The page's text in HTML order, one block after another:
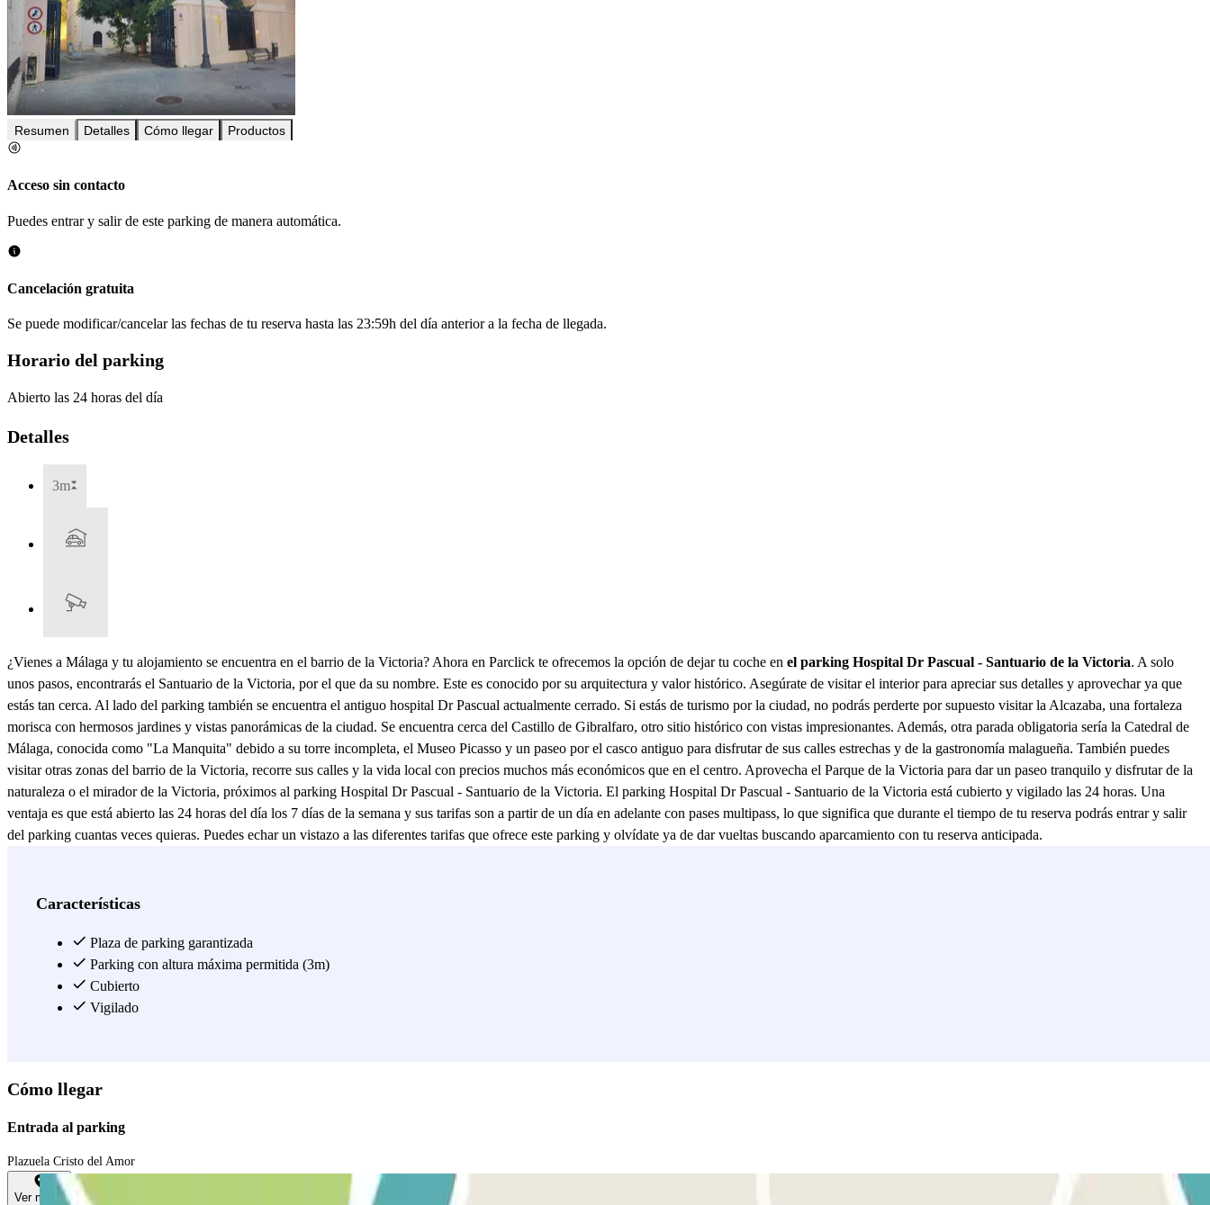
Resumen Detalles Cómo llegar Productos
Acceso sin contacto
Puedes entrar y salir de este parking de manera automática.
Cancelación gratuita
Se puede modificar/cancelar las fechas de tu reserva hasta las 23:59h del día anterior a la fecha de llegada.
Horario del parking
Abierto las 24 horas del día
Detalles
3m
¿Vienes a Málaga y tu alojamiento se encuentra en el barrio de la Victoria? Ahora en Parclick te ofrecemos la opción de dejar tu coche en el parking Hospital Dr Pascual - Santuario de la Victoria. A solo
unos pasos, encontrarás el Santuario de la Victoria, por el que da su nombre. Este es conocido por su arquitectura y valor histórico. Asegúrate de visitar el interior para apreciar sus detalles y aprovechar ya que
estás tan cerca. Al lado del parking también se encuentra el antiguo hospital Dr Pascual actualmente cerrado. Si estás de turismo por la ciudad, no podrás perderte por supuesto visitar la Alcazaba, una fortaleza
morisca con hermosos jardines y vistas panorámicas de la ciudad. Se encuentra cerca del Castillo de Gibralfaro, otro sitio histórico con vistas impresionantes. Además, otra parada obligatoria sería la Catedral de
Málaga, conocida como "La Manquita" debido a su torre incompleta, el Museo Picasso y un paseo por el casco antiguo para disfrutar de sus calles estrechas y de la gastronomía malagueña. También puedes
visitar otras zonas del barrio de la Victoria, recorre sus calles y la vida local con precios muchos más económicos que en el centro. Aprovecha el Parque de la Victoria para dar un paseo tranquilo y disfrutar de la
naturaleza o el mirador de la Victoria, próximos al parking Hospital Dr Pascual - Santuario de la Victoria. El parking Hospital Dr Pascual - Santuario de la Victoria está cubierto y vigilado las 24 horas. Una
ventaja es que está abierto las 24 horas del día los 7 días de la semana y sus tarifas son a partir de un día en adelante con pases multipass, lo que significa que durante el tiempo de tu reserva podrás entrar y salir
del parking cuantas veces quieras. Puedes echar un vistazo a las diferentes tarifas que ofrece este parking y olvídate ya de dar vueltas buscando aparcamiento con tu reserva anticipada.
Características
Plaza de parking garantizada
Parking con altura máxima permitida (3m)
Cubierto
Vigilado
Cómo llegar
Entrada al parking
Plazuela Cristo del Amor
Ver mapa